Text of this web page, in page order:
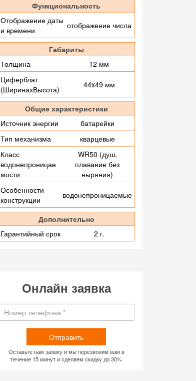
Функциональность
Отображение даты
и времени
отображение числа
Габариты
Толщина
12 мм
Циферблат
(ШиринахВысота)
44x49 мм
Общие характеристики
Источник энергии
батарейки
Тип механизма
кварцевые
Класс
водонепроницае
мости
WR50 (душ,
плавание без
ныряния)
Особенности
конструкции
водонепроницаемые
Дополнительно
Гарантийный срок
2 г.
Онлайн заявка
Отправить
Оставьте нам заявку и мы перезвоним вам в
течение 15 минут и сделаем скидку до 30%